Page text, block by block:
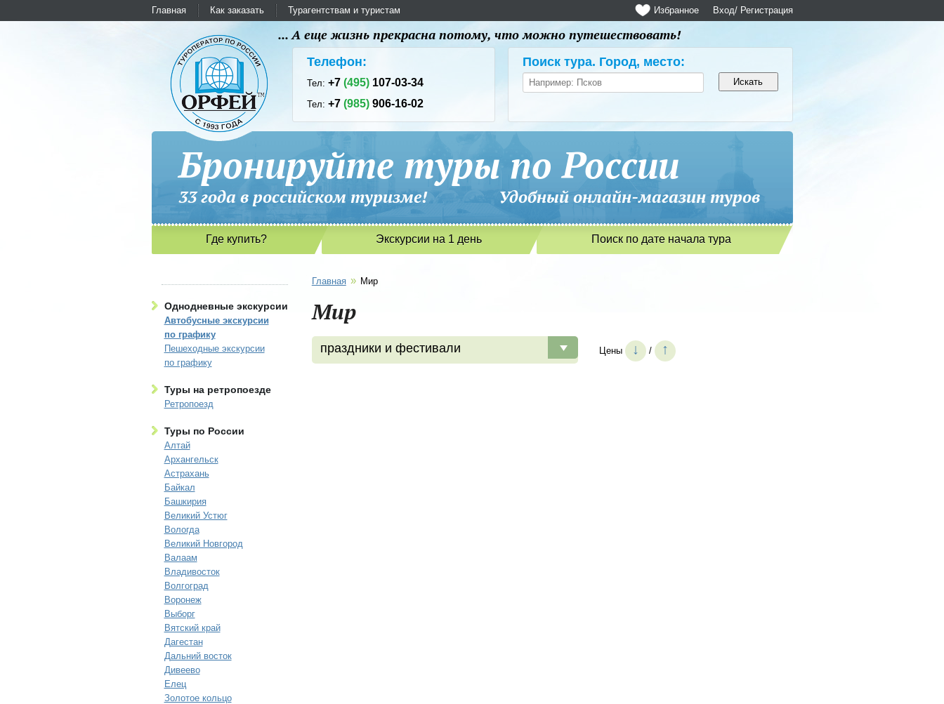
Главная Как заказать Турагентствам и туристам Вход/ Регистрация
Избранное
... А еще жизнь прекрасна потому, что можно путешествовать!
Телефон:
Тел:+7(495) 107-03-34
Тел:+7(985) 906-16-02
Поиск тура. Город, место:
Бронируйте туры по России
33 года в российском туризме! Удобный онлайн-магазин туров
Где купить? Экскурсии на 1 день Поиск по дате начала тура
Однодневные экскурсии
Автобусные экскурсии
по графику
Пешеходные экскурсии
по графику
Туры на ретропоезде
Ретропоезд
Туры по России
Алтай
Архангельск
Астрахань
Байкал
Башкирия
Великий Устюг
Вологда
Великий Новгород
Валаам
Владивосток
Волгоград
Воронеж
Выборг
Вятский край
Дагестан
Дальний восток
Дивеево
Елец
Золотое кольцо
Главная » Мир
Мир
праздники и фестивали Цены ↓ / ↑